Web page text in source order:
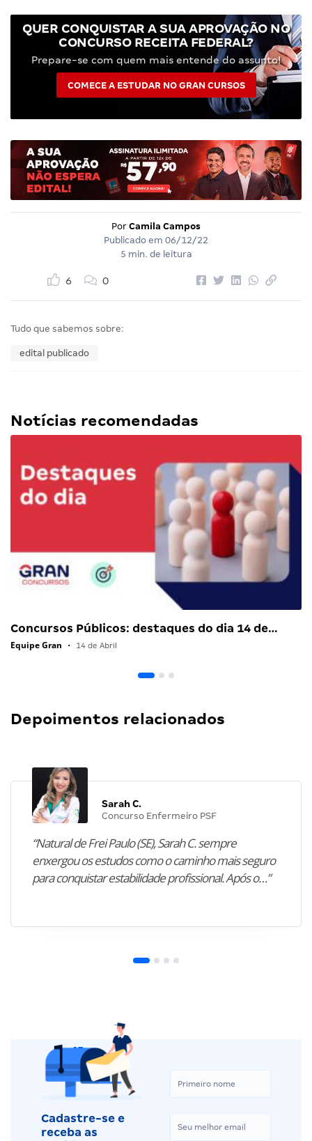
QUER CONQUISTAR A SUA APROVAÇÃO NO
CONCURSO RECEITA FEDERAL?
Prepare-se com quem mais entende do assunto!
COMECE A ESTUDAR NO GRAN CURSOS
Por Camila Campos
Publicado em 06/12/22
5 min. de leitura
6 0
Tudo que sabemos sobre:
edital publicado
Notícias recomendadas
Concursos Públicos: destaques do dia 14 de…
Equipe Gran • 14 de Abril
Depoimentos relacionados
Sarah C.
Concurso Enfermeiro PSF
“Natural de Frei Paulo (SE), Sarah C. sempre
enxergou os estudos como o caminho mais seguro
para conquistar estabilidade profissional. Após o…”
Cadastre-se e
receba as